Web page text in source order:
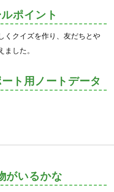
ポイント
くクイズを作り、友だちとや
ました。
ト用ノートデータ
がいるかな